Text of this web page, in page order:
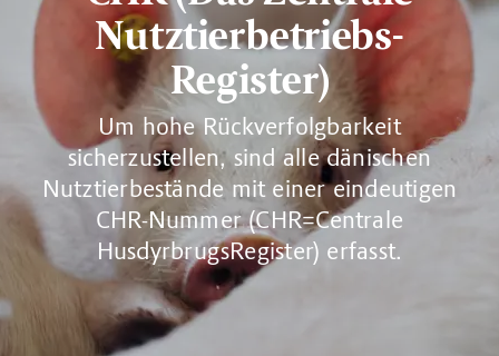
Nutztierbetriebs-
Register)
Um hohe Rückverfolgbarkeit
sicherzustellen, sind alle dänischen
Nutztierbestände mit einer eindeutigen
CHR-Nummer (CHR=Centrale
HusdyrbrugsRegister) erfasst.